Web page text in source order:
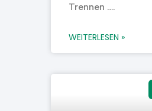
Trennen ….
WEITERLESEN »